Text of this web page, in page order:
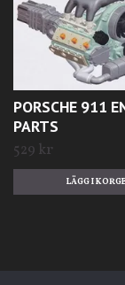
PORSCHE 911
PARTS
529 kr